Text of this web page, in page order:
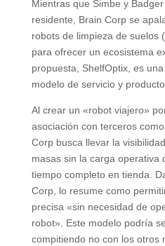
Mientras que Simbe y
residente, Brain Corp se
robots de limpieza de suelos
para ofrecer un ecosistema
propuesta, ShelfOptix, es
modelo de servicio y producto.
Al crear un «robot viajero»
asociación con terceros
Corp busca llevar la
masas sin la carga operativa
tiempo completo en tienda.
Corp, lo resume como
precisa «sin necesidad de
robot». Este modelo podría
compitiendo no con los otros